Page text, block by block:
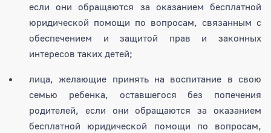
если они обращаются за оказанием бесплатной
юридической помощи по вопросам, связанным с
обеспечением и защитой прав и законных
интересов таких детей;
лица, желающие принять на воспитание в свою
семью ребенка, оставшегося без попечения
родителей, если они обращаются за оказанием
бесплатной юридической помощи по вопросам,